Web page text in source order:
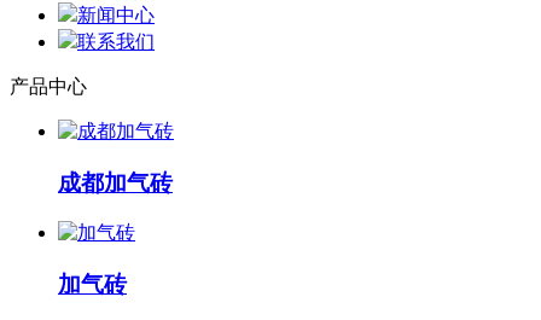
新闻中心
联系我们
产品中心
成都加气砖
加气砖